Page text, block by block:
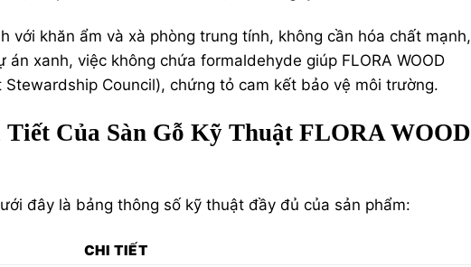
với khăn ẩm và xà phòng trung tính, không cần hóa chất mạnh,
xanh, việc không chứa formaldehyde giúp FLORA WOOD
Stewardship Council), chứng tỏ cam kết bảo vệ môi trường.
Của Sàn Gỗ Kỹ Thuật FLORA WOOD
đây là bảng thông số kỹ thuật đầy đủ của sản phẩm:
CHI TIẾT